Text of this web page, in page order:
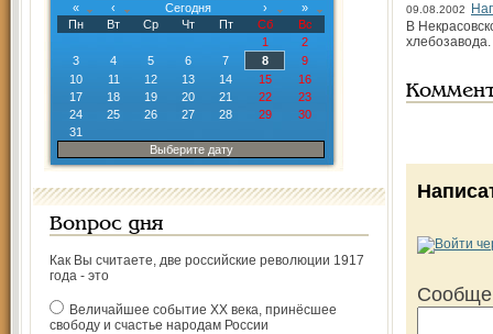
«
‹ Сегодня ›
»
Пн
Вт Ср Чт Пт Сб
Вс
1
2
3
4 5 6 7 8
9
10
11 12 13 14 15
16
17
18 19 20 21 22
23
24
25 26 27 28 29
30
31
Выберите дату
Вопрос дня
Как Вы считаете, две российские революции 1917
года - это
Величайшее событие ХХ века, принёсшее
свободу и счастье народам России
09.08.2002
В